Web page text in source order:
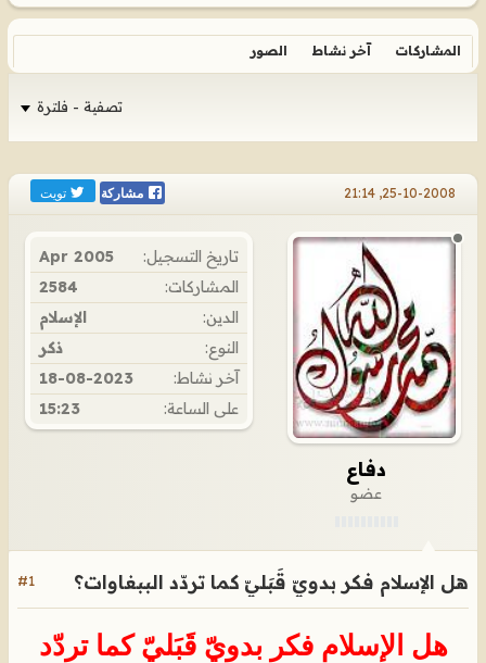
المشاركات آخر نشاط الصور
تصفية - فلترة
25-10-2008, 21:14 مشاركة تويت
دفاع
عضو
تاريخ التسجيل:
Apr 2005
المشاركات:
2584
الدين:
الإسلام
النوع:
ذكر
آخر نشاط:
18-08-2023
على الساعة:
15:23
#1 هل الإسلام فكر بدويّ قَبَليّ كما تردّد الببغاوات؟
هل الإسلام فكر بدويّ قَبَليّ كما تردّد